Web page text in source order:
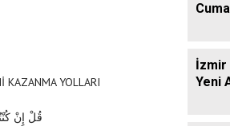
KAZANMA YOLLARI
قُلْ إِنْ
İzmir
Yeni